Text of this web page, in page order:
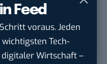
Feed
voraus. Jeden
Tech-
digitaler Wirtschaft –
onNov 21, 2017 at 8:57am PST